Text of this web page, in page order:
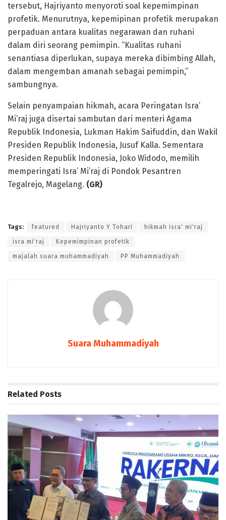
tersebut, Hajriyanto menyoroti soal kepemimpinan
profetik. Menurutnya, kepemipinan profetik merupakan
perpaduan antara kualitas negarawan dan ruhani
dalam diri seorang pemimpin. “Kualitas ruhani
senantiasa diperlukan, supaya mereka dibimbing Allah,
dalam mengemban amanah sebagai pemimpin,”
sambungnya.
Selain penyampaian hikmah, acara Peringatan Isra’
Mi’raj juga disertai sambutan dari menteri Agama
Republik Indonesia, Lukman Hakim Saifuddin, dan Wakil
Presiden Republik Indonesia, Jusuf Kalla. Sementara
Presiden Republik Indonesia, Joko Widodo, memilih
memperingati Isra’ Mi’raj di Pondok Pesantren
Tegalrejo, Magelang. (GR)
Tags: featured Hajriyanto Y Tohari hikmah isra' mi'raj
isra mi'raj Kepemimpinan profetik
majalah suara muhammadiyah PP Muhammadiyah
Suara Muhammadiyah
Related Posts